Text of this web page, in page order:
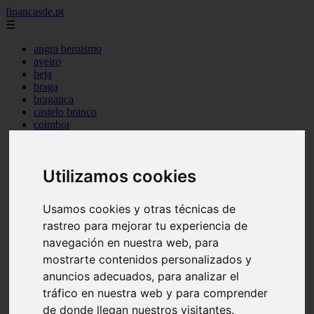
Utilizamos cookies
Usamos cookies y otras técnicas de
rastreo para mejorar tu experiencia de
navegación en nuestra web, para
mostrarte contenidos personalizados y
anuncios adecuados, para analizar el
tráfico en nuestra web y para comprender
de donde llegan nuestros visitantes.
financasde.pt
☰
angra heroismo
aveiro
beja
braga
braganca
castelo branco
coimbra
horta
madeira
ponta delgada
portalegre
porto
santarem
setubal
viana castelo
vila real